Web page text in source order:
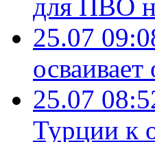
для ПВО
25.07
25.07
Турции к